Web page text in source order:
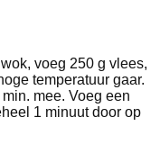
voeg 250 g vlees,
temperatuur gaar.
mee. Voeg een
1 minuut door op